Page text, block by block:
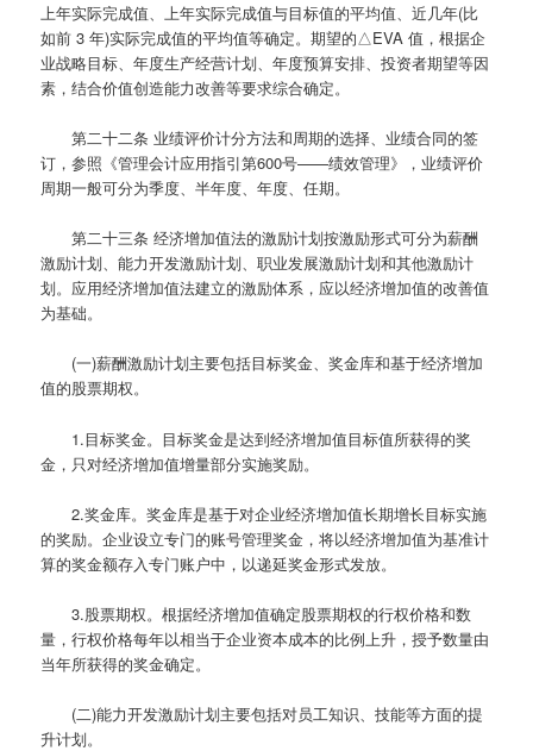
上年实际完成值、上年实际完成值与目标值的平均值、近几年(比
如前 3 年)实际完成值的平均值等确定。期望的△EVA 值，根据企
业战略目标、年度生产经营计划、年度预算安排、投资者期望等因
素，结合价值创造能力改善等要求综合确定。
第二十二条 业绩评价计分方法和周期的选择、业绩合同的签
订，参照《管理会计应用指引第600号——绩效管理》，业绩评价
周期一般可分为季度、半年度、年度、任期。
第二十三条 经济增加值法的激励计划按激励形式可分为薪酬
激励计划、能力开发激励计划、职业发展激励计划和其他激励计
划。应用经济增加值法建立的激励体系，应以经济增加值的改善值
为基础。
(一)薪酬激励计划主要包括目标奖金、奖金库和基于经济增加
值的股票期权。
1.目标奖金。目标奖金是达到经济增加值目标值所获得的奖
金，只对经济增加值增量部分实施奖励。
2.奖金库。奖金库是基于对企业经济增加值长期增长目标实施
的奖励。企业设立专门的账号管理奖金，将以经济增加值为基准计
算的奖金额存入专门账户中，以递延奖金形式发放。
3.股票期权。根据经济增加值确定股票期权的行权价格和数
量，行权价格每年以相当于企业资本成本的比例上升，授予数量由
当年所获得的奖金确定。
(二)能力开发激励计划主要包括对员工知识、技能等方面的提
升计划。